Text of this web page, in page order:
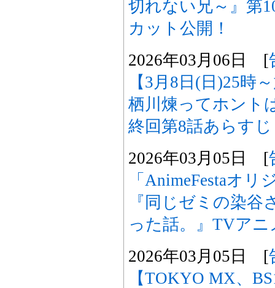
切れない兄～』第
カット公開！
2026年03月06日 [
【3月8日(日)25時
栖川煉ってホント
終回第8話あらす
2026年03月05日 [
「AnimeFestaオ
『同じゼミの染
った話。』TVアニ
2026年03月05日 [
【TOKYO MX、